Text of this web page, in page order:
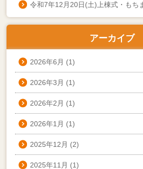
令和7年12月20日(土)上棟式・もち
アーカイブ
2026年6月 (1)
2026年3月 (1)
2026年2月 (1)
2026年1月 (1)
2025年12月 (2)
2025年11月 (1)